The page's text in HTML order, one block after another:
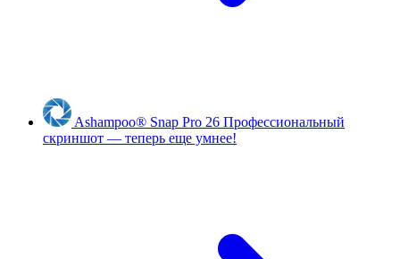
Ashampoo® Snap Pro 26 Профессиональный
скриншот — теперь еще умнее!